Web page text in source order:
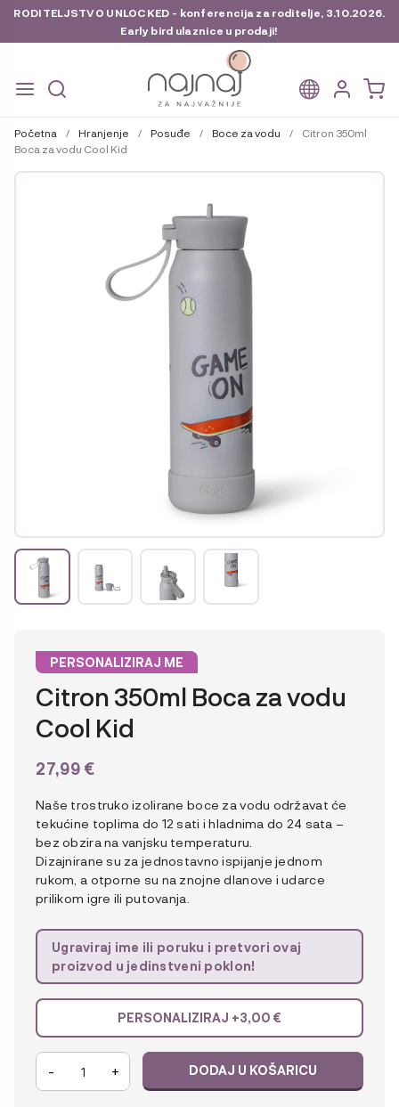
RODITELJSTVO UNLOCKED - konferencija za roditelje, 3.10.2026.
Early bird ulaznice u prodaji!
na
navigaciju
do
sadržaja
Početna / Hranjenje / Posuđe / Boce za vodu /
Citron 350ml
Boca za vodu Cool Kid
PERSONALIZIRAJ ME
Citron 350ml Boca za vodu
Cool Kid
27,99 €
Naše trostruko izolirane boce za vodu održavat će
tekućine toplima do 12 sati i hladnima do 24 sata –
bez obzira na vanjsku temperaturu.
Dizajnirane su za jednostavno ispijanje jednom
rukom, a otporne su na znojne dlanove i udarce
prilikom igre ili putovanja.
Ugraviraj ime ili poruku i pretvori ovaj
proizvod u jedinstveni poklon!
PERSONALIZIRAJ +3,00 €
Citron
350ml
- + DODAJ U KOŠARICU